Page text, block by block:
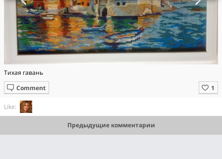
Тихая гавань
Comment
Like:
Предыдущие комментарии